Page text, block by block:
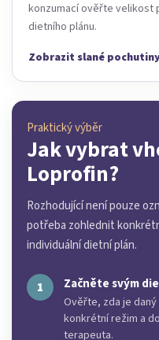
konzumací ověřte velikost
dietního plánu.
Zobrazit slané
Praktický výběr
Jak vybrat
Loprofin?
Rozhodující není pouze
potřeba zohlednit
individuální dietní plán.
Začněte svým
Ověřte, zda je
konkrétní režim a
terapeuta.